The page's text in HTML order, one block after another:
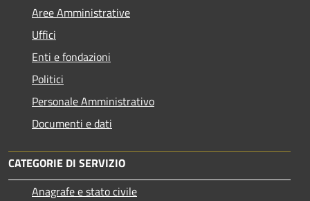
Aree Amministrative
Uffici
Enti e fondazioni
Politici
Personale Amministrativo
Documenti e dati
CATEGORIE DI SERVIZIO
Anagrafe e stato civile